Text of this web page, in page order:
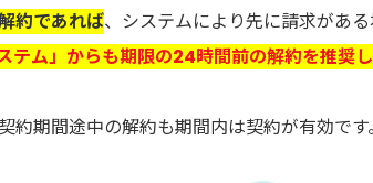
約であれば、システムにより先に請求がある
ム」からも期限の24時間前の解約を推奨し
期間途中の解約も期間内は契約が有効です。